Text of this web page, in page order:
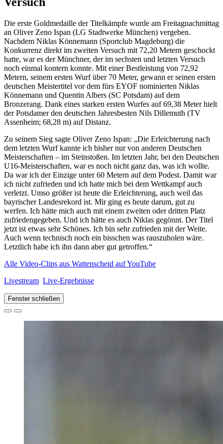
Die erste Goldmedaille der Titelkämpfe wurde am Freitagnachmittag
an Oliver Zeno Ispan (LG Stadtwerke München) vergeben.
Nachdem Niklas Könnemann (Sportclub Magdeburg) die
Konkurrenz direkt im zweiten Versuch mit 72,20 Metern geschockt
hatte, war es der Münchner, der im sechsten und letzten Versuch
noch einmal kontern konnte. Mit einer Bestleistung von 72,92
Metern, seinem ersten Wurf über 70 Meter, gewann er seinen ersten
deutschen Meistertitel vor dem fürs EYOF nominierten Niklas
Könnemann und Quentin Albers (SC Potsdam) auf dem
Bronzerang. Dank eines starken ersten Wurfes auf 69,38 Meter hielt
der Potsdamer den deutschen Jahresbesten Nils Dillemuth (TV
Assenheim; 68,28 m) auf Distanz.
Zu seinem Sieg sagte Oliver Zeno Ispan: „Die Erleichterung nach
dem letzten Wurf kannte ich bisher nur von anderen Deutschen
Meisterschaften – im Steinstoßen. Im letzten Jahr, bei den Deutschen
U16-Meisterschaften, war es noch nicht ganz das, was ich wollte.
Da war ich der Einzige unter 60 Metern auf dem Podest. Damit war
ich nicht zufrieden und ich hatte mich bei dem Wettkampf auch
verletzt. Umso größer ist heute die Erleichterung, auch weil das
bayrischer Landesrekord ist. Mir ging es heute darum, gut zu
werfen. Ich hätte mich auch mit einem zweiten oder dritten Platz
zufriedengegeben. Und ich hätte es auch Niklas gegönnt. Der Titel
jetzt ist etwas sehr Schönes. Ich bin sehr zufrieden mit der Weite.
Auch wenn technisch noch ein bisschen was rauszuholen wäre.
Letztlich habe ich ihn dann aber gut getroffen.“
Alle Video-Clips aus Wattenscheid auf YouTube
Livestream Live-Ergebnisse
Fenster schließen